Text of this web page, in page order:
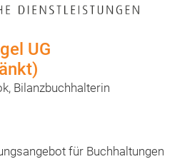
UG
Bilanzbuchhalterin
für Buchhaltungen